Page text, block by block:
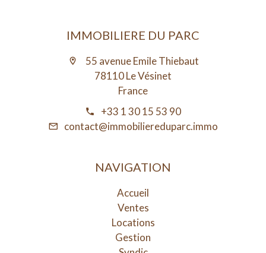
IMMOBILIERE DU PARC
55 avenue Emile Thiebaut
78110 Le Vésinet
France
+33 1 30 15 53 90
contact@immobiliereduparc.immo
NAVIGATION
Accueil
Ventes
Locations
Gestion